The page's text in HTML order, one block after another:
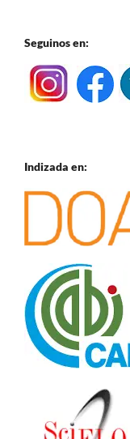
Seguinos en:
Indizada en: